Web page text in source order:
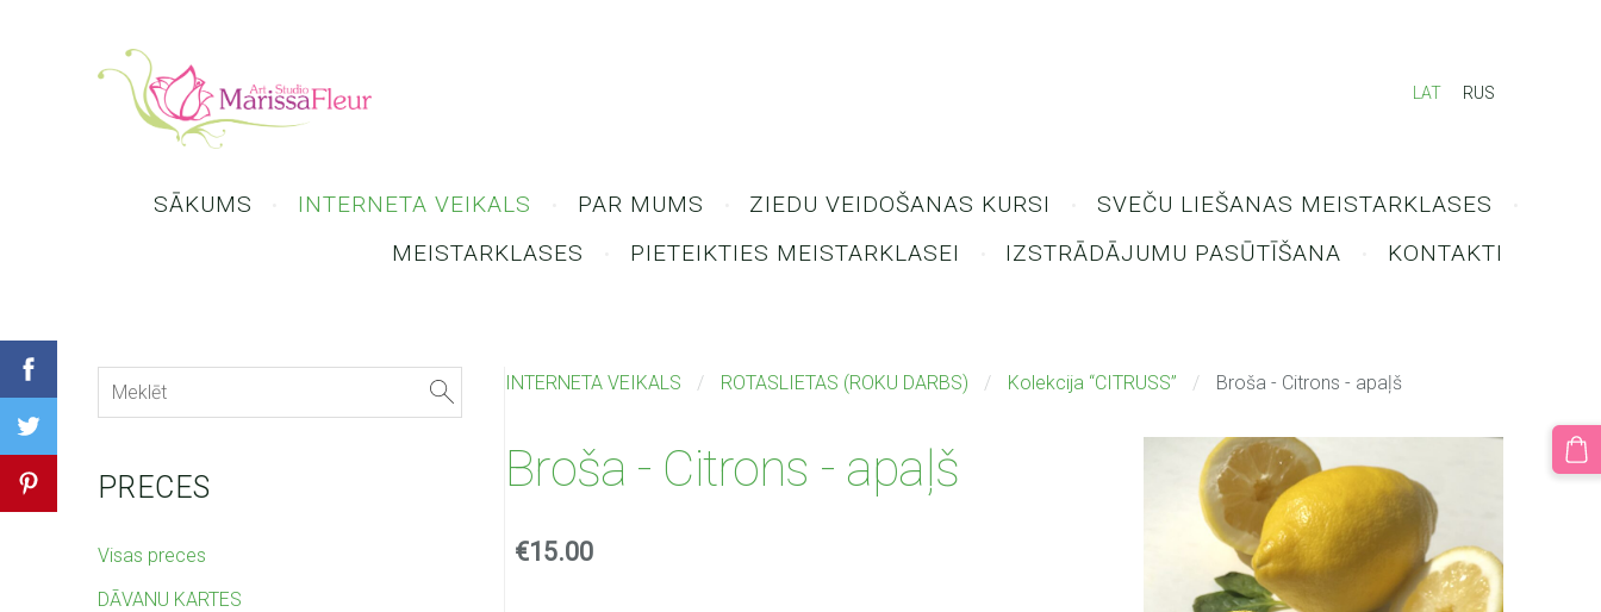
SĀKUMS INTERNETA VEIKALS PAR MUMS ZIEDU VEIDOŠANAS KURSI
SVEČU LIEŠANAS MEISTARKLASES
MEISTARKLASES
PIETEIKTIES MEISTARKLASEI IZSTRĀDĀJUMU PASŪTĪŠANA KONTAKTI
LAT RUS
PRECES
Visas preces
DĀVANU KARTES
INTERNETA VEIKALS ROTASLIETAS (ROKU DARBS) Kolekcija “CITRUSS” Broša - Citrons - apaļš
Broša - Citrons - apaļš
€15.00